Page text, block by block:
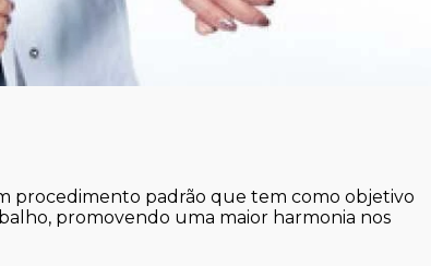
procedimento padrão que tem como objetivo
promovendo uma maior harmonia nos